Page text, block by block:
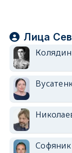
Лица
Софяник